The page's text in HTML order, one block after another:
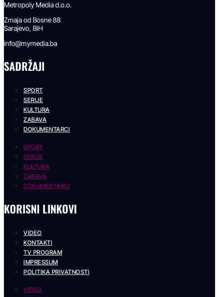
Metropoly Media d.o.o.
Zmaja od Bosne 88
Sarajevo, BiH
info@mymedia.ba
SADRŽAJI
SPORT
SERIJE
KULTURA
ZABAVA
DOKUMENTARCI
SPORT
SERIJE
KULTURA
ZABAVA
DOKUMENTARCI
KORISNI LINKOVI
VIDEO
KONTAKTI
TV PROGRAM
IMPRESSUM
POLITIKA PRIVATNOSTI
VIDEO